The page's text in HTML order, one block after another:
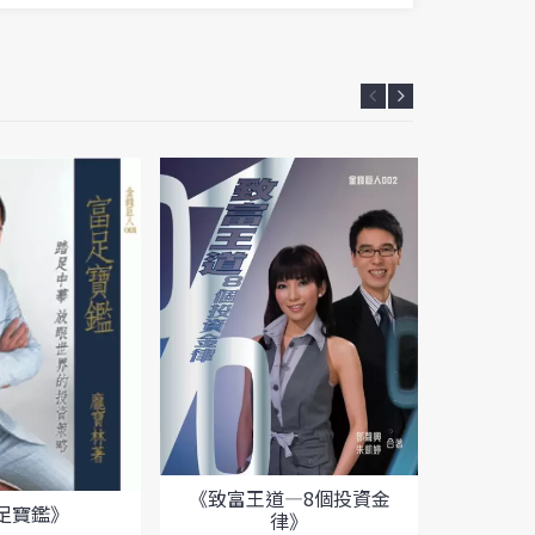
寶鑑》
《致富王道—8個投資金
律》